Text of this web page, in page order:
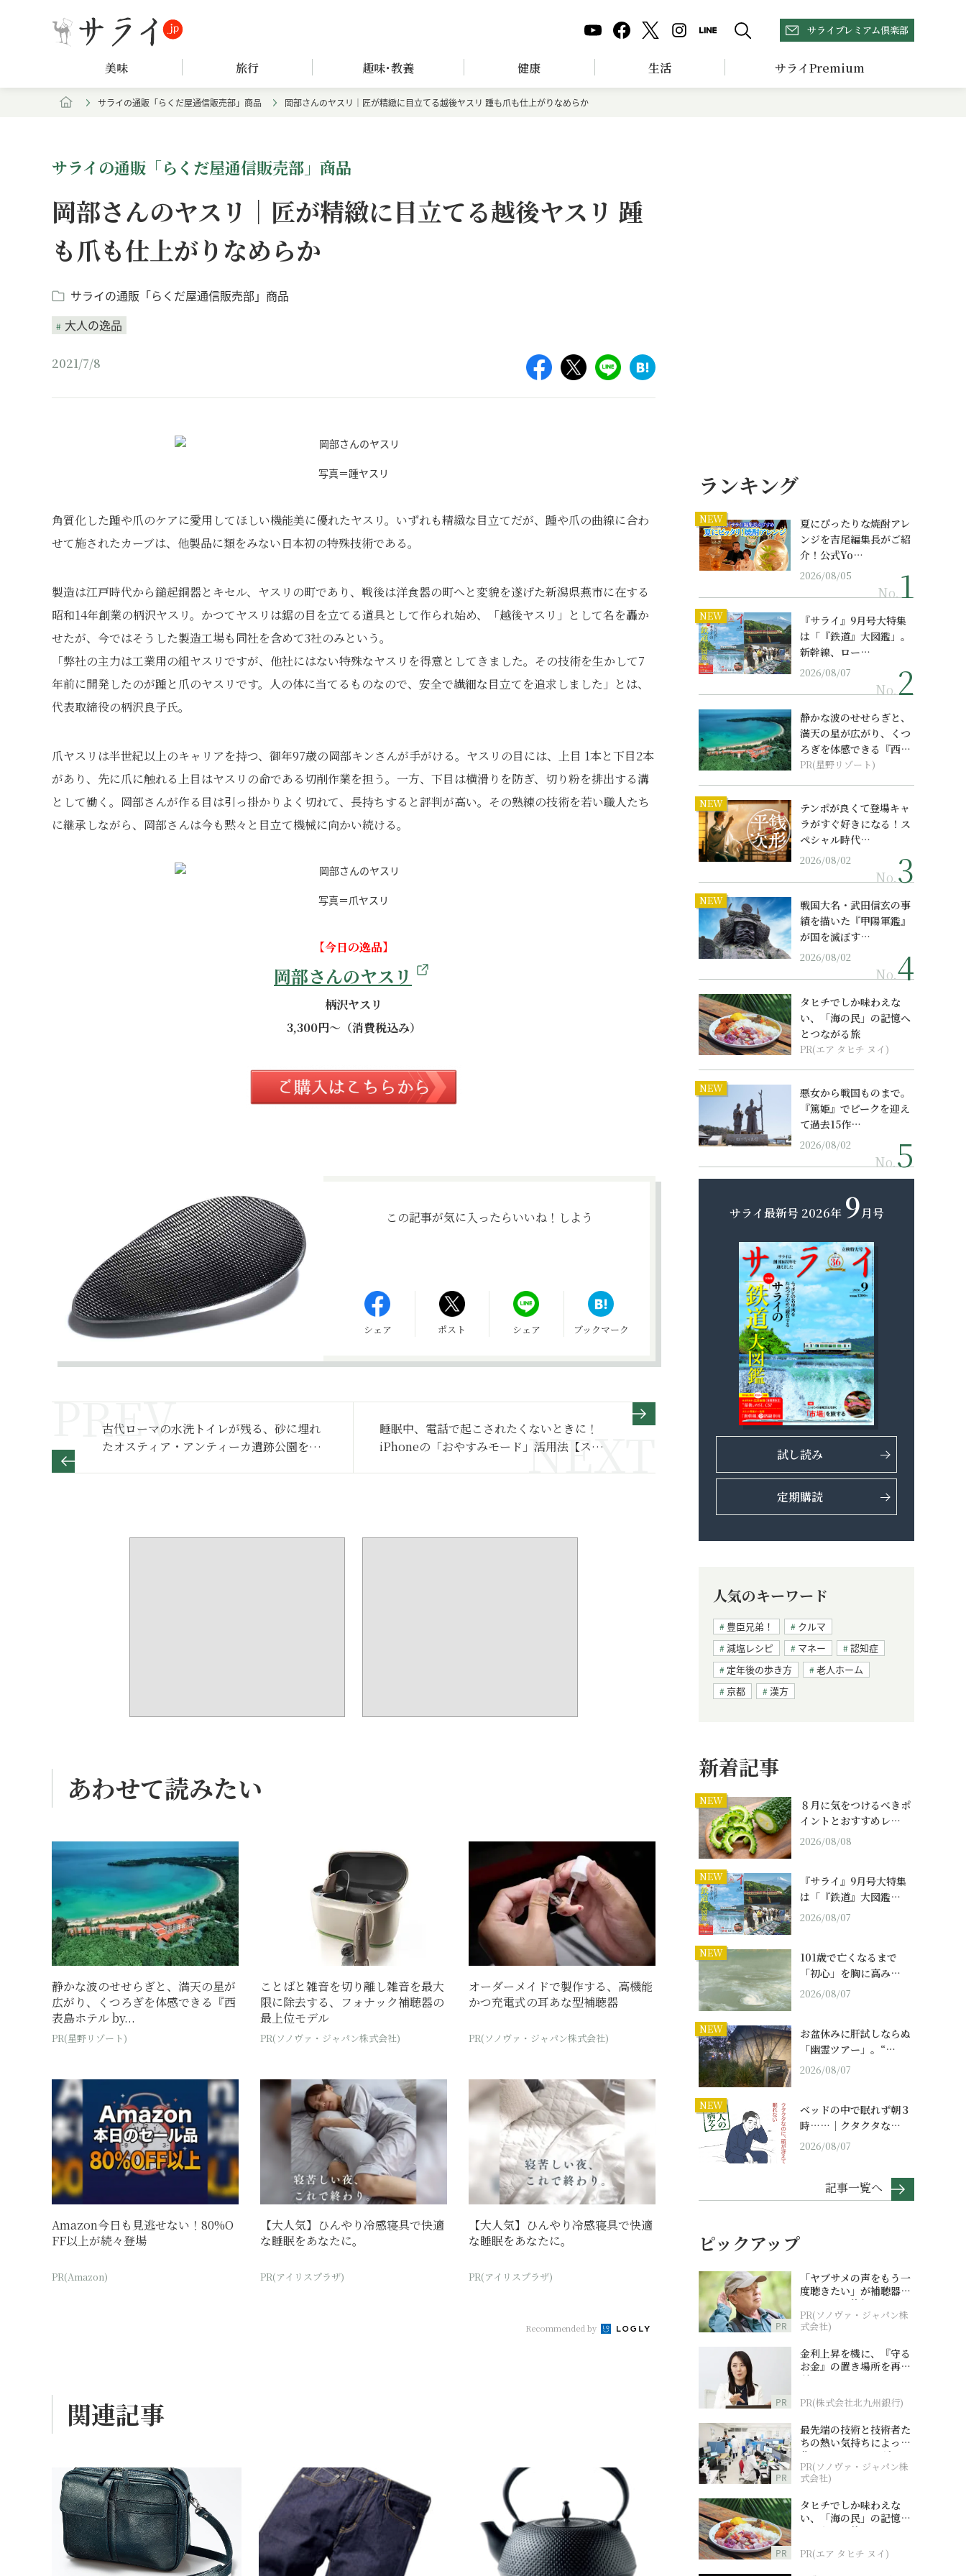
サライプレミアム倶楽部
美味 旅行 趣味･教養 健康 生活 サライPremium
サライの通販「らくだ屋通信販売部」商品 岡部さんのヤスリ｜匠が精緻に目立てる越後ヤスリ 踵も爪も仕上がりなめらか
サライの通販「らくだ屋通信販売部」商品
岡部さんのヤスリ｜匠が精緻に目立てる越後ヤスリ 踵
も爪も仕上がりなめらか
サライの通販「らくだ屋通信販売部」商品
大人の逸品
2021/7/8
写真＝踵ヤスリ
角質化した踵や爪のケアに愛用してほしい機能美に優れたヤスリ。いずれも精緻な目立てだが、踵や爪の曲線に合わ
せて施されたカーブは、他製品に類をみない日本初の特殊技術である。
製造は江戸時代から鎚起銅器とキセル、ヤスリの町であり、戦後は洋食器の町へと変貌を遂げた新潟県燕市に在する
昭和14年創業の柄沢ヤスリ。かつてヤスリは鋸の目を立てる道具として作られ始め、「越後ヤスリ」として名を轟か
せたが、今ではそうした製造工場も同社を含めて3社のみという。
「弊社の主力は工業用の組ヤスリですが、他社にはない特殊なヤスリを得意としてきました。その技術を生かして7
年前に開発したのが踵と爪のヤスリです。人の体に当てるものなので、安全で繊細な目立てを追求しました」とは、
代表取締役の柄沢良子氏。
爪ヤスリは半世紀以上のキャリアを持つ、御年97歳の岡部キンさんが手がける。ヤスリの目には、上目 1本と下目2本
があり、先に爪に触れる上目はヤスリの命である切削作業を担う。一方、下目は横滑りを防ぎ、切り粉を排出する溝
として働く。岡部さんが作る目は引っ掛かりよく切れて、長持ちすると評判が高い。その熟練の技術を若い職人たち
に継承しながら、岡部さんは今も黙々と目立て機械に向かい続ける。
写真＝爪ヤスリ
【今日の逸品】
岡部さんのヤスリ
柄沢ヤスリ
3,300円～（消費税込み）
この記事が気に入ったらいいね！しよう
シェア ポスト シェア ブックマーク
古代ローマの水洗トイレが残る、砂に埋れ
たオスティア・アンティーカ遺跡公園を歩
睡眠中、電話で起こされたくないときに！
iPhoneの「おやすみモード」活用法【スマ
あわせて読みたい
静かな波のせせらぎと、満天の星が
広がり、くつろぎを体感できる『西
表島ホテル by...
PR(星野リゾート)
ことばと雑音を切り離し雑音を最大
限に除去する、フォナック補聴器の
最上位モデル
PR(ソノヴァ・ジャパン株式会社)
オーダーメイドで製作する、高機能
かつ充電式の耳あな型補聴器
PR(ソノヴァ・ジャパン株式会社)
Amazon今日も見逃せない！80%O
FF以上が続々登場
PR(Amazon)
【大人気】ひんやり冷感寝具で快適
な睡眠をあなたに。
PR(アイリスプラザ)
【大人気】ひんやり冷感寝具で快適
な睡眠をあなたに。
PR(アイリスプラザ)
Recommended by
関連記事
ランキング
NEW
夏にぴったりな焼酎アレ
ンジを吉尾編集長がご紹
介！公式Yo…
2026/08/05
No.
NEW
『サライ』9月号大特集
は「『鉄道』大図鑑」。
新幹線、ロー…
2026/08/07
No.
静かな波のせせらぎと、
満天の星が広がり、くつ
ろぎを体感できる『西表
島ホテル by...
PR(星野リゾート)
NEW
テンポが良くて登場キャ
ラがすぐ好きになる！ス
ペシャル時代…
2026/08/02
No.
NEW
戦国大名・武田信玄の事
績を描いた『甲陽軍鑑』
が国を滅ぼす…
2026/08/02
No.
タヒチでしか味わえな
い、「海の民」の記憶へ
とつながる旅
PR(エア タヒチ ヌイ)
NEW
悪女から戦国ものまで。
『篤姫』でピークを迎え
て過去15作…
2026/08/02
No.
サライ最新号 2026年 9月号
試し読み
定期購読
人気のキーワード
豊臣兄弟！
クルマ
減塩レシピ
マネー
認知症
定年後の歩き方
老人ホーム
京都
漢方
新着記事
NEW
８月に気をつけるべきポ
イントとおすすめレ…
2026/08/08
NEW
『サライ』9月号大特集
は「『鉄道』大図鑑…
2026/08/07
NEW
101歳で亡くなるまで
「初心」を胸に高み…
2026/08/07
NEW
お盆休みに肝試しならぬ
「幽霊ツアー」。“…
2026/08/07
NEW
ベッドの中で眠れず朝３
時……｜クタクタな…
2026/08/07
記事一覧へ
ピックアップ
PR
「ヤブサメの声をもう一
度聴きたい」が補聴器チ
ャレンジの後押しに
PR(ソノヴァ・ジャパン株
式会社)
PR
金利上昇を機に、『守る
お金』の置き場所を再検
討
PR(株式会社北九州銀行)
PR
最先端の技術と技術者た
ちの熱い気持ちによって
作られているオーダーメ
イド補聴器
PR(ソノヴァ・ジャパン株
式会社)
PR
タヒチでしか味わえな
い、「海の民」の記憶へ
とつながる旅
PR(エア タヒチ ヌイ)